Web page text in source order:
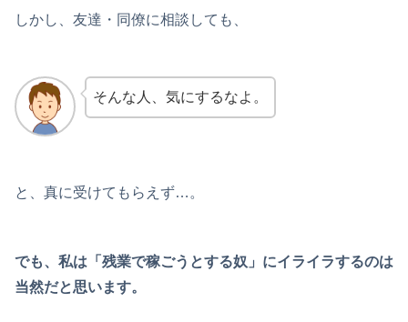
しかし、友達・同僚に相談しても、
そんな人、気にするなよ。
と、真に受けてもらえず…。
でも、私は「残業で稼ごうとする奴」にイライラするのは
当然だと思います。